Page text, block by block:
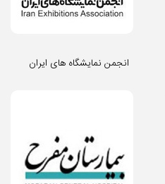
انجمن نمایشگاه های ایران